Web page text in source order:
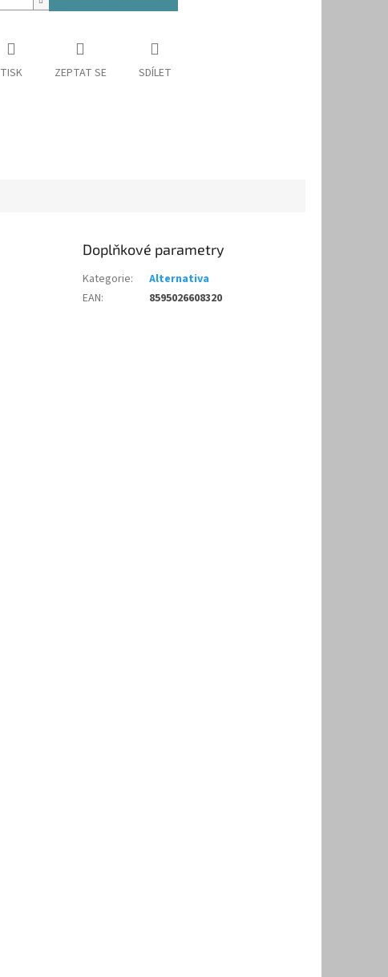
TISK ZEPTAT SE SDÍLET
Doplňkové parametry
Kategorie:
Alternativa
EAN: 8595026608320